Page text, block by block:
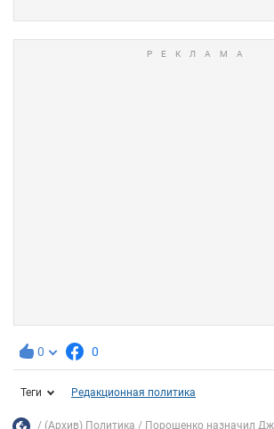
0 0
Теги Редакционная политика
(Архив) Политика Порошенко назначил